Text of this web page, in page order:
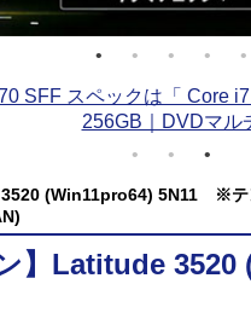
(Win11pro64) 5N11 ※
】Latitude